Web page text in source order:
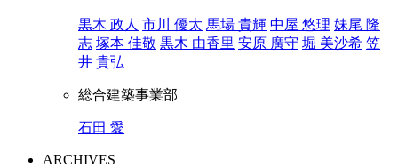
黒木 政人 市川 優太 馬場 貴輝 中屋 悠理 妹尾 隆
志 塚本 佳敬 黒木 由香里 安原 廣守 堀 美沙希 笠
井 貴弘
総合建築事業部
石田 愛
ARCHIVES